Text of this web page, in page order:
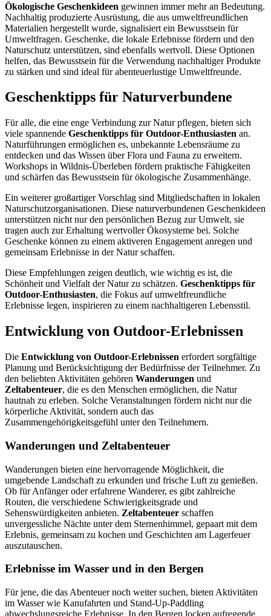
Ökologische Geschenkideen gewinnen immer mehr an Bedeutung.
Nachhaltig produzierte Ausrüstung, die aus umweltfreundlichen
Materialien hergestellt wurde, signalisiert ein Bewusstsein für
Umweltfragen. Geschenke, die lokale Erlebnisse fördern und den
Naturschutz unterstützen, sind ebenfalls wertvoll. Diese Optionen
helfen, das Bewusstsein für die Verwendung nachhaltiger Produkte
zu stärken und sind ideal für abenteuerlustige Umweltfreunde.
Geschenktipps für Naturverbundene
Für alle, die eine enge Verbindung zur Natur pflegen, bieten sich
viele spannende Geschenktipps für Outdoor-Enthusiasten an.
Naturführungen ermöglichen es, unbekannte Lebensräume zu
entdecken und das Wissen über Flora und Fauna zu erweitern.
Workshops in Wildnis-Überleben fördern praktische Fähigkeiten
und schärfen das Bewusstsein für ökologische Zusammenhänge.
Ein weiterer großartiger Vorschlag sind Mitgliedschaften in lokalen
Naturschutzorganisationen. Diese naturverbundenen Geschenkideen
unterstützen nicht nur den persönlichen Bezug zur Umwelt, sie
tragen auch zur Erhaltung wertvoller Ökosysteme bei. Solche
Geschenke können zu einem aktiveren Engagement anregen und
gemeinsam Erlebnisse in der Natur schaffen.
Diese Empfehlungen zeigen deutlich, wie wichtig es ist, die
Schönheit und Vielfalt der Natur zu schätzen. Geschenktipps für
Outdoor-Enthusiasten, die Fokus auf umweltfreundliche
Erlebnisse legen, inspirieren zu einem nachhaltigeren Lebensstil.
Entwicklung von Outdoor-Erlebnissen
Die Entwicklung von Outdoor-Erlebnissen erfordert sorgfältige
Planung und Berücksichtigung der Bedürfnisse der Teilnehmer. Zu
den beliebten Aktivitäten gehören Wanderungen und
Zeltabenteuer, die es den Menschen ermöglichen, die Natur
hautnah zu erleben. Solche Veranstaltungen fördern nicht nur die
körperliche Aktivität, sondern auch das
Zusammengehörigkeitsgefühl unter den Teilnehmern.
Wanderungen und Zeltabenteuer
Wanderungen bieten eine hervorragende Möglichkeit, die
umgebende Landschaft zu erkunden und frische Luft zu genießen.
Ob für Anfänger oder erfahrene Wanderer, es gibt zahlreiche
Routen, die verschiedene Schwierigkeitsgrade und
Sehenswürdigkeiten anbieten. Zeltabenteuer schaffen
unvergessliche Nächte unter dem Sternenhimmel, gepaart mit dem
Erlebnis, gemeinsam zu kochen und Geschichten am Lagerfeuer
auszutauschen.
Erlebnisse im Wasser und in den Bergen
Für jene, die das Abenteuer noch weiter suchen, bieten Aktivitäten
im Wasser wie Kanufahrten und Stand-Up-Paddling
abwechslungsreiche Erlebnisse. In den Bergen locken aufregende